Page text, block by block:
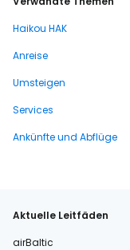
Haikou HAK
Anreise
Umsteigen
Services
Ankünfte und Abflüge
Aktuelle Leitfäden
airBaltic